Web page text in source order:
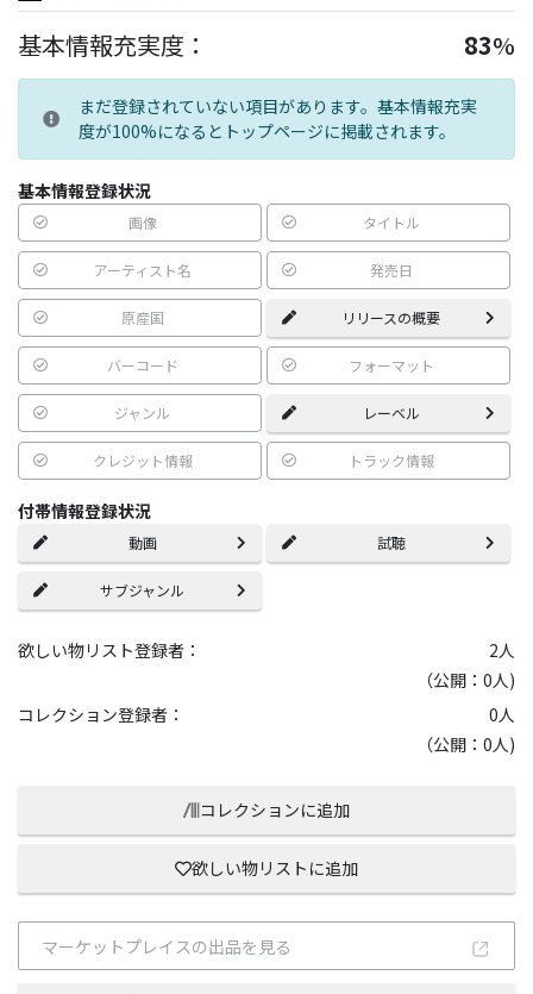
基本情報充実度： 83%
まだ登録されていない項目があります。基本情報充実
度が100%になるとトップページに掲載されます。
基本情報登録状況
画像 タイトル
アーティスト名 発売日
原産国 リリースの概要
バーコード フォーマット
ジャンル レーベル
クレジット情報 トラック情報
付帯情報登録状況
動画 試聴
サブジャンル
欲しい物リスト登録者： 2人
（公開：0人)
コレクション登録者：
0人
（公開：0人)
コレクションに追加
欲しい物リストに追加
マーケットプレイスの出品を見る